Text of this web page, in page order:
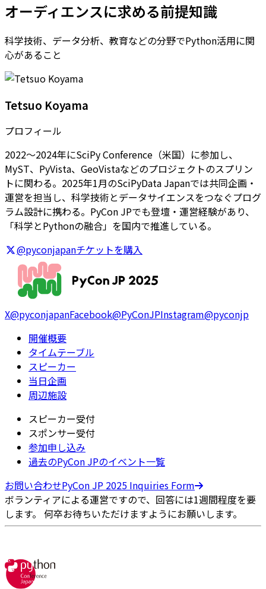
オーディエンスに求める前提知識
科学技術、データ分析、教育などの分野でPython活用に関
心があること
Tetsuo Koyama
プロフィール
2022〜2024年にSciPy Conference（米国）に参加し、
MyST、PyVista、GeoVistaなどのプロジェクトのスプリン
トに関わる。2025年1月のSciPyData Japanでは共同企画・
運営を担当し、科学技術とデータサイエンスをつなぐプログ
ラム設計に携わる。PyCon JPでも登壇・運営経験があり、
「科学とPythonの融合」を国内で推進している。
@pyconjapanチケットを購入
X@pyconjapanFacebook@PyConJPInstagram@pyconjp
開催概要
タイムテーブル
スピーカー
当日企画
周辺施設
スピーカー受付
スポンサー受付
参加申し込み
過去のPyCon JPのイベント一覧
お問い合わせPyCon JP 2025 Inquiries Form
ボランティアによる運営ですので、回答には1週間程度を要
します。 何卒お待ちいただけますようにお願いします。